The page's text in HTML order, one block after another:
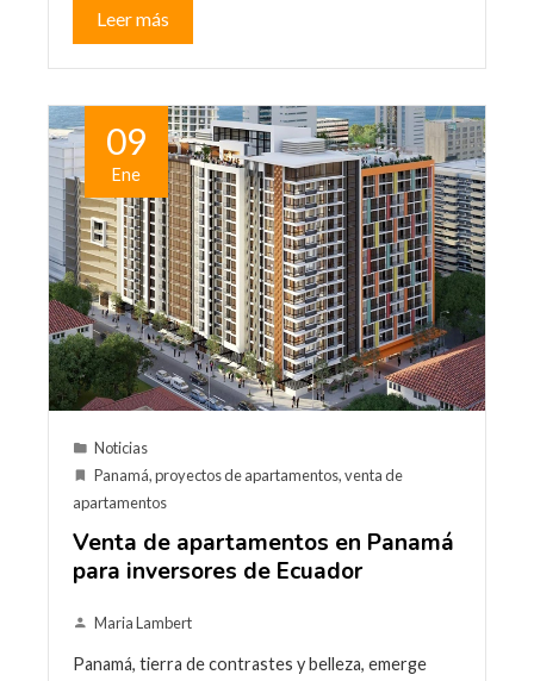
Leer más
09
Ene
Noticias
Panamá,proyectos de apartamentos,venta de
apartamentos
Venta de apartamentos en Panamá
para inversores de Ecuador
Maria Lambert
Panamá, tierra de contrastes y belleza, emerge